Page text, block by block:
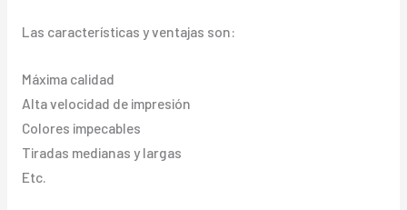
Las características y ventajas son:
Máxima calidad
Alta velocidad de impresión
Colores impecables
Tiradas medianas y largas
Etc.